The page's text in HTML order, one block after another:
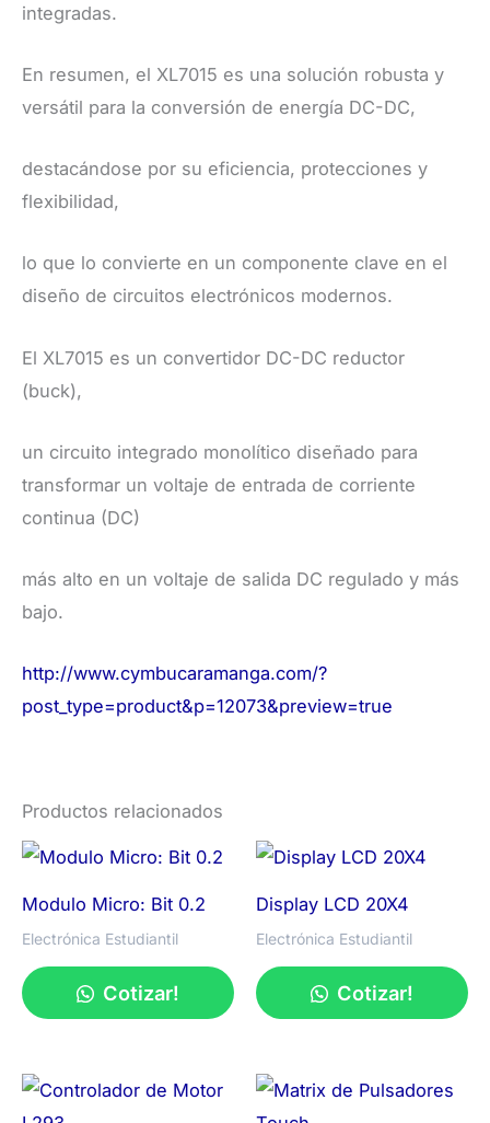
integradas.
En resumen, el XL7015 es una solución robusta y
versátil para la conversión de energía DC-DC,
destacándose por su eficiencia, protecciones y
flexibilidad,
lo que lo convierte en un componente clave en el
diseño de circuitos electrónicos modernos.
El XL7015 es un convertidor DC-DC reductor
(buck),
un circuito integrado monolítico diseñado para
transformar un voltaje de entrada de corriente
continua (DC)
más alto en un voltaje de salida DC regulado y más
bajo.
http://www.cymbucaramanga.com/?
post_type=product&p=12073&preview=true
Productos relacionados
Modulo Micro: Bit 0.2
Electrónica Estudiantil
Cotizar!
Display LCD 20X4
Electrónica Estudiantil
Cotizar!